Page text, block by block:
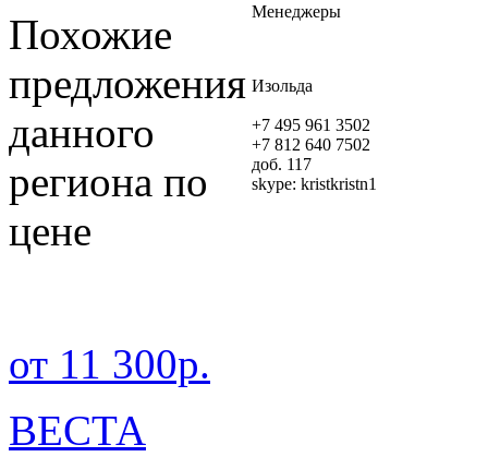
Менеджеры
Изольда
+7 495 961 3502
+7 812 640 7502
доб. 117
skype: kristkristn1
Похожие
предложения
данного
региона по
цене
от 11 300р.
ВЕСТА